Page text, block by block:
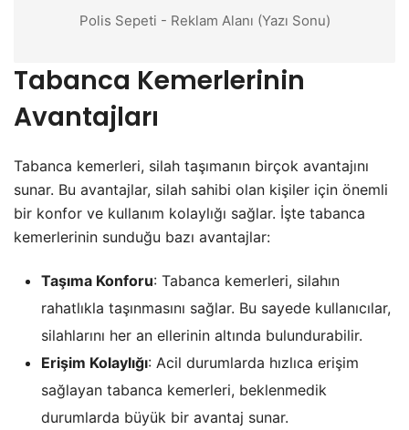
Polis Sepeti - Reklam Alanı (Yazı Sonu)
Tabanca Kemerlerinin
Avantajları
Tabanca kemerleri, silah taşımanın birçok avantajını
sunar. Bu avantajlar, silah sahibi olan kişiler için önemli
bir konfor ve kullanım kolaylığı sağlar. İşte tabanca
kemerlerinin sunduğu bazı avantajlar:
Taşıma Konforu: Tabanca kemerleri, silahın
rahatlıkla taşınmasını sağlar. Bu sayede kullanıcılar,
silahlarını her an ellerinin altında bulundurabilir.
Erişim Kolaylığı: Acil durumlarda hızlıca erişim
sağlayan tabanca kemerleri, beklenmedik
durumlarda büyük bir avantaj sunar.